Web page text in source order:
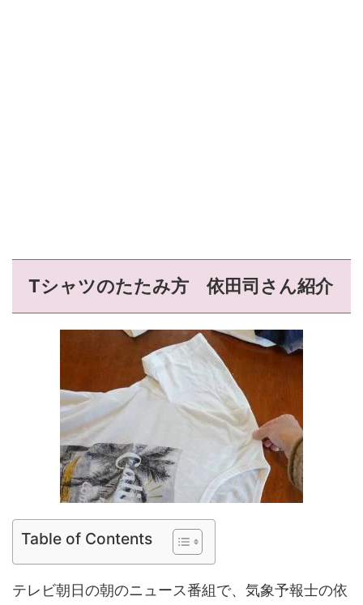
Tシャツのたたみ方 依田司さん紹介
Table of Contents
テレビ朝日の朝のニュース番組で、気象予報士の依